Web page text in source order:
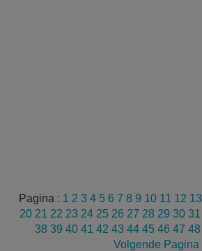
Pagina : 1 2 3 4 5 6 7 8 9 10 11 12 13
20 21 22 23 24 25 26 27 28 29 30 31
38 39 40 41 42 43 44 45 46 47 48
Volgende Pagina